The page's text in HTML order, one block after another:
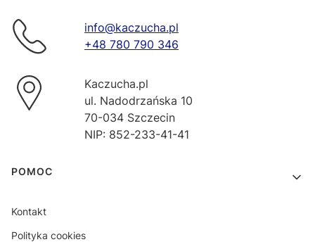
info@kaczucha.pl
+48 780 790 346
Kaczucha.pl
ul. Nadodrzańska 10
70-034 Szczecin
NIP: 852-233-41-41
Linki w stopce
POMOC
Kontakt
Polityka cookies